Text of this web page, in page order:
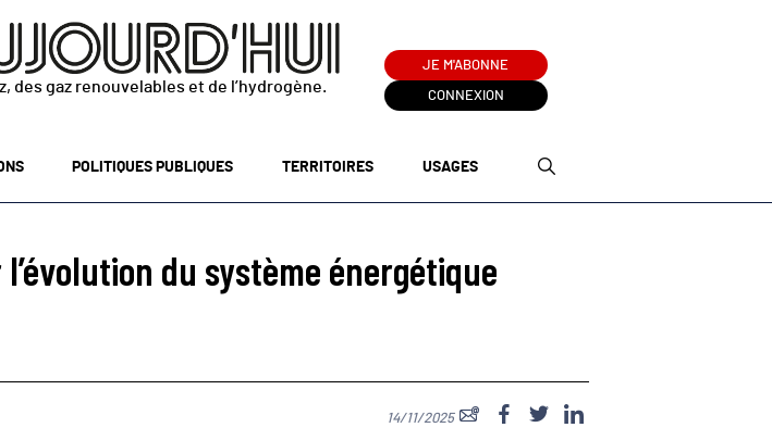
des gaz renouvelables et de l’hydrogène.
JE M'ABONNE
CONNEXION
POLITIQUES PUBLIQUES TERRITOIRES USAGES
du système énergétique
14/11/2025